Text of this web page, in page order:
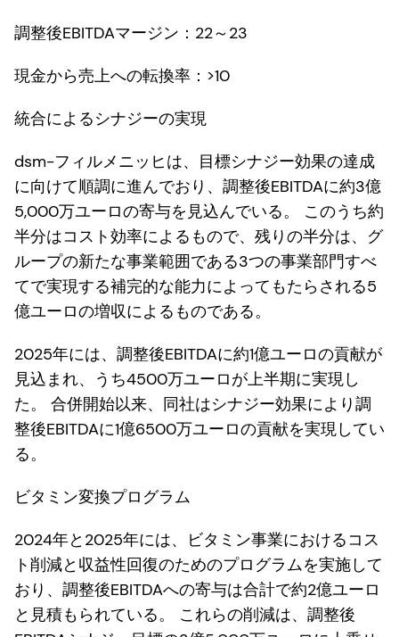
調整後EBITDAマージン：22～23
現金から売上への転換率：>10
統合によるシナジーの実現
dsm-フィルメニッヒは、目標シナジー効果の達成
に向けて順調に進んでおり、調整後EBITDAに約3億
5,000万ユーロの寄与を見込んでいる。 このうち約
半分はコスト効率によるもので、残りの半分は、グ
ループの新たな事業範囲である3つの事業部門すべ
てで実現する補完的な能力によってもたらされる5
億ユーロの増収によるものである。
2025年には、調整後EBITDAに約1億ユーロの貢献が
見込まれ、うち4500万ユーロが上半期に実現し
た。 合併開始以来、同社はシナジー効果により調
整後EBITDAに1億6500万ユーロの貢献を実現してい
る。
ビタミン変換プログラム
2024年と2025年には、ビタミン事業におけるコス
ト削減と収益性回復のためのプログラムを実施して
おり、調整後EBITDAへの寄与は合計で約2億ユーロ
と見積もられている。 これらの削減は、調整後